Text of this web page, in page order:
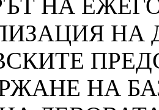
НА
НА
НА